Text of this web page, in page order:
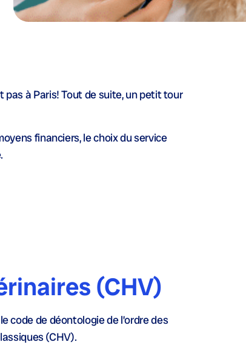
pas à Paris! Tout de suite, un petit tour
financiers, le choix du service
(CHV)
code de déontologie de l’ordre des
(CHV).